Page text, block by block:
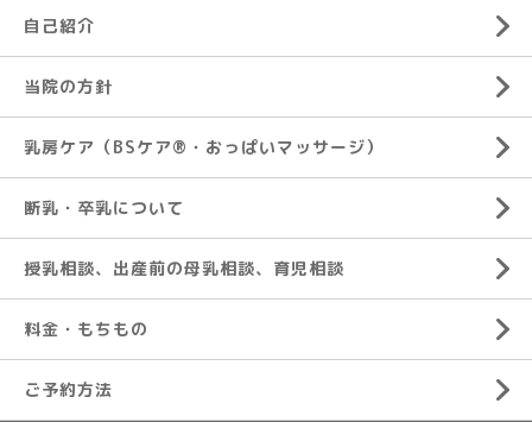
自己紹介
当院の方針
乳房ケア（BSケア®︎・おっぱいマッサージ）
断乳・卒乳について
授乳相談、出産前の母乳相談、育児相談
料金・もちもの
ご予約方法